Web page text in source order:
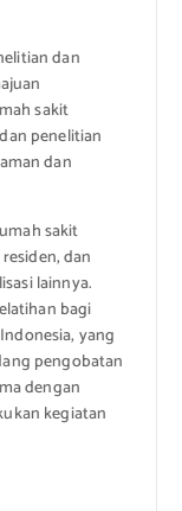
dan
sakit
penelitian
dan
sakit
dan
lainnya.
bagi
yang
pengobatan
dengan
kegiatan